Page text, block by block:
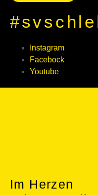
Instagram
Facebock
Youtube
Im Herzen